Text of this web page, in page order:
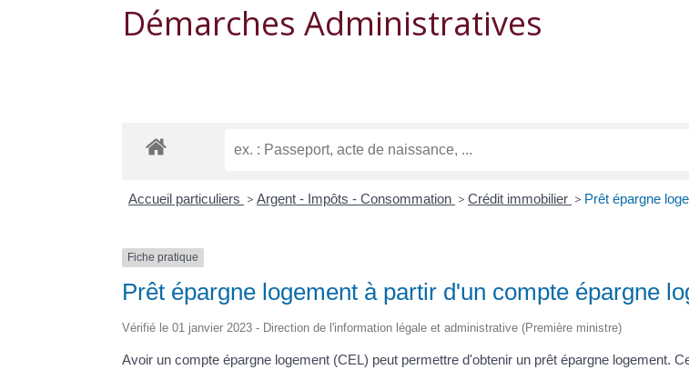
Démarches Administratives
Accueil particuliers > Argent - Impôts - Consommation > Crédit immobilier > Prêt épargne
Fiche pratique
Prêt épargne logement à partir d'un compte épargne
Vérifié le 01 janvier 2023 - Direction de l'information légale et administrative (Première ministre)
Avoir un compte épargne logement (CEL) peut permettre d'obtenir un prêt épargne logement.